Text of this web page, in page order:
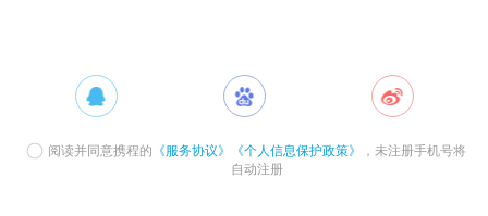
阅读并同意携程的 《服务协议》 《个人信息保护政策》
，未注册手机号将
自动注册